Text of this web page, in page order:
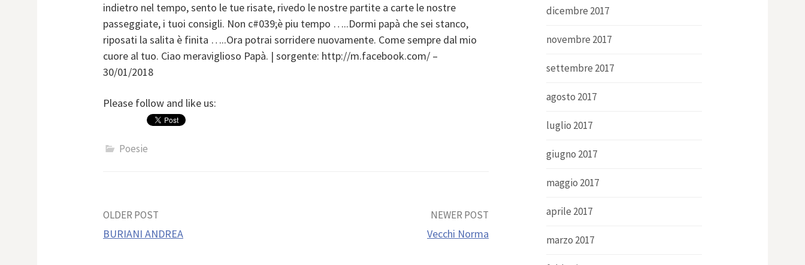
indietro nel tempo, sento le tue risate, rivedo le nostre partite a carte le nostre
passeggiate, i tuoi consigli. Non c#039;è piu tempo …..Dormi papà che sei stanco,
riposati la salita è finita …..Ora potrai sorridere nuovamente. Come sempre dal mio
cuore al tuo. Ciao meraviglioso Papà. | sorgente: http://m.facebook.com/ –
30/01/2018
Please follow and like us:
Poesie
Post
OLDER POST
BURIANI ANDREA
NEWER POST
Vecchi Norma
dicembre 2017
novembre 2017
settembre 2017
agosto 2017
luglio 2017
giugno 2017
maggio 2017
aprile 2017
marzo 2017